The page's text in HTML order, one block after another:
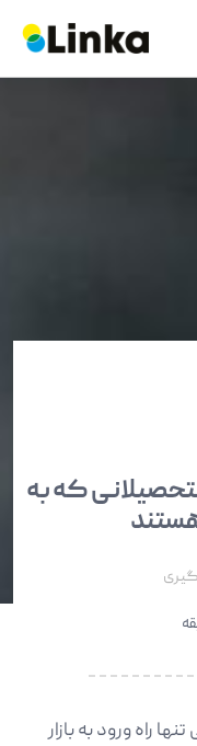
که به
راه ورود به بازار